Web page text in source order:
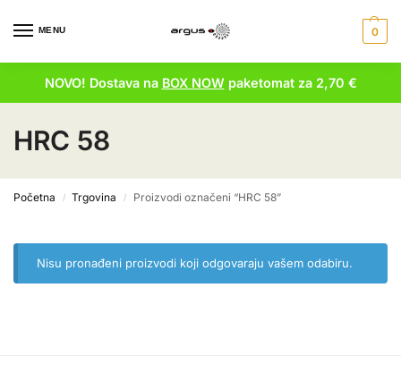
MENU 0
NOVO! Dostava na BOX NOWpaketomat za 2,70 €
HRC 58
Početna / Trgovina / Proizvodi označeni “HRC 58”
Nisu pronađeni proizvodi koji odgovaraju vašem odabiru.